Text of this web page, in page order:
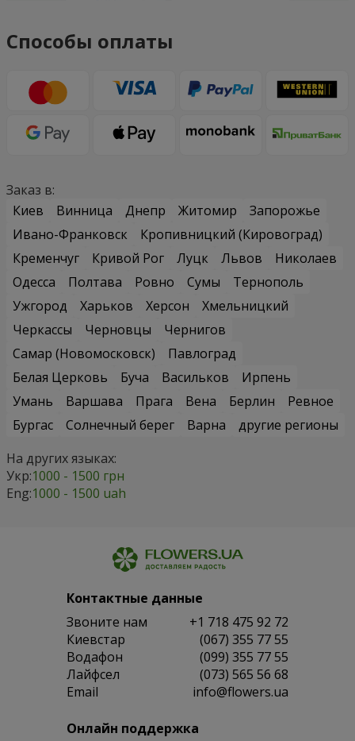
Способы оплаты
Заказ в:
Киев
Винница Днепр Житомир
Запорожье
Ивано-Франковск
Кропивницкий (Кировоград)
Кременчуг
Кривой Рог Луцк Львов
Николаев
Одесса
Полтава Ровно Сумы
Тернополь
Ужгород
Харьков Херсон
Хмельницкий
Черкассы
Черновцы
Чернигов
Самар (Новомосковск)
Павлоград
Белая Церковь
Буча Васильков
Ирпень
Умань
Варшава Прага Вена Берлин
Ревное
Бургас
Солнечный берег Варна
другие регионы
На других языках:
Укр:1000 - 1500 грн
Eng:1000 - 1500 uah
Контактные данные
Звоните нам
+1 718 475 92 72
Киевстар
(067) 355 77 55
Водафон
(099) 355 77 55
Лайфсел
(073) 565 56 68
Email
info@flowers.ua
Онлайн поддержка